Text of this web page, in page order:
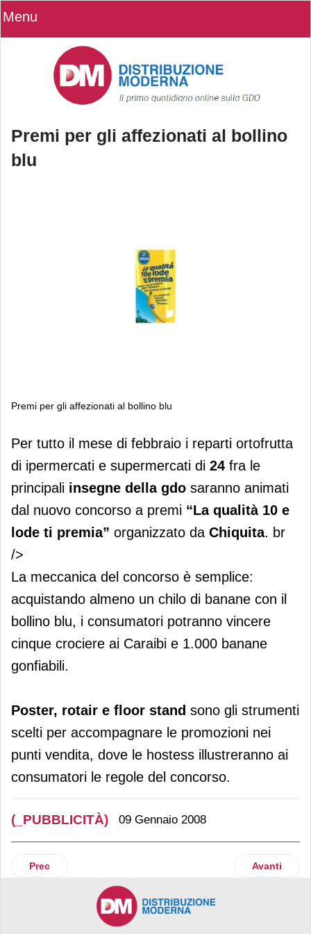
Menu
Premi per gli affezionati al bollino
blu
Premi per gli affezionati al bollino blu
Premi per gli affezionati al bollino blu
Per tutto il mese di febbraio i reparti ortofrutta
di ipermercati e supermercati di 24 fra le
principali insegne della gdo saranno animati
dal nuovo concorso a premi “La qualità 10 e
lode ti premia” organizzato da Chiquita. br
/>
La meccanica del concorso è semplice:
acquistando almeno un chilo di banane con il
bollino blu, i consumatori potranno vincere
cinque crociere ai Caraibi e 1.000 banane
gonfiabili.
Poster, rotair e floor stand sono gli strumenti
scelti per accompagnare le promozioni nei
punti vendita, dove le hostess illustreranno ai
consumatori le regole del concorso.
(_PUBBLICITÀ) 09 Gennaio 2008
Articolo precedente: Parmacotto regala il calcio
Prec Articolo
Avanti